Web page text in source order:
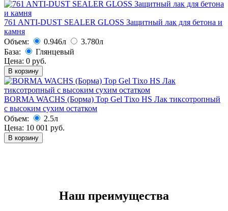
761 ANTI-DUST SEALER GLOSS Защитный лак для бетона и
камня
Объем:
0.946л
3.780л
База:
Глянцевый
Цена: 0 руб.
В корзину
BORMA WACHS (Борма) Top Gel Тixo HS Лак тиксотропный
с высоким сухим остатком
Объем:
2.5л
Цена: 10 001 руб.
В корзину
Наш преимущества